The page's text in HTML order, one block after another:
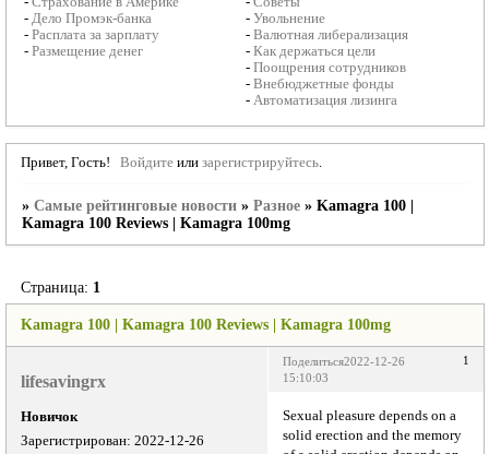
- Дело Промэк-банка
-Расплата за зарплату
-Размещение денег
-Увольнение
-Валютная либерализация
-Как держаться цели
-Поощрения сотрудников
-Внебюджетные фонды
- Автоматизация лизинга
Привет, Гость! Войдитеили зарегистрируйтесь.
» Самые рейтинговые новости » Разное » Kamagra 100 |
Kamagra 100 Reviews | Kamagra 100mg
Kamagra 100 | Kamagra 100 Reviews | Kamagra 100mg
Страница: 1
Поделиться 1
2022-12-26
15:10:03
lifesavingrx
Новичок
Зарегистрирован: 2022-12-26
Sexual pleasure depends on a
solid erection and the memory